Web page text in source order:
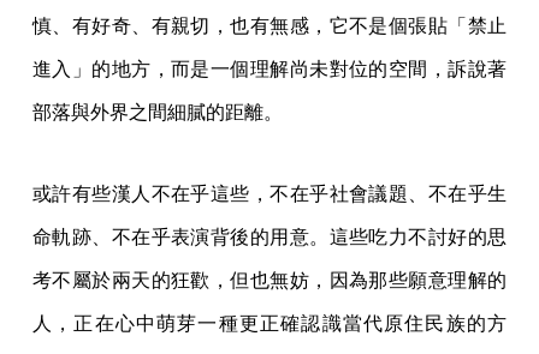
慎、有好奇、有親切，也有無感，它不是個張貼「禁止
進入」的地方，而是一個理解尚未對位的空間，訴說著
部落與外界之間細膩的距離。
或許有些漢人不在乎這些，不在乎社會議題、不在乎生
命軌跡、不在乎表演背後的用意。這些吃力不討好的思
考不屬於兩天的狂歡，但也無妨，因為那些願意理解的
人，正在心中萌芽一種更正確認識當代原住民族的方